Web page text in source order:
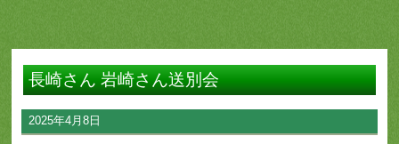
長崎さん 岩崎さん送別会
2025年4月8日